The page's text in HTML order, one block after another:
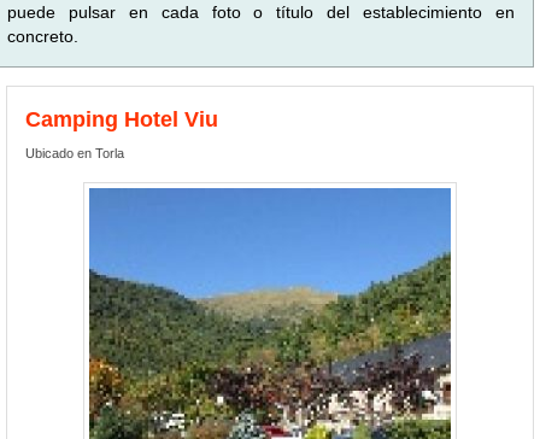
puede pulsar en cada foto o título del establecimiento en
concreto.
Camping Hotel Viu
Ubicado en Torla